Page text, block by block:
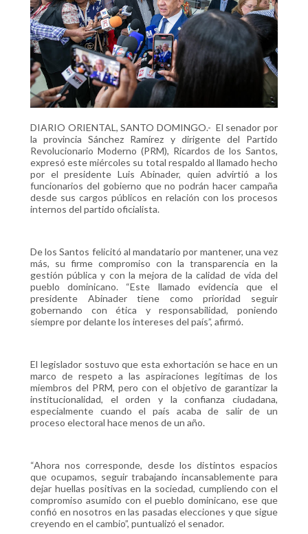
DIARIO ORIENTAL, SANTO DOMINGO.- El senador por
la provincia Sánchez Ramírez y dirigente del Partido
Revolucionario Moderno (PRM), Ricardos de los Santos,
expresó este miércoles su total respaldo al llamado hecho
por el presidente Luis Abinader, quien advirtió a los
funcionarios del gobierno que no podrán hacer campaña
desde sus cargos públicos en relación con los procesos
internos del partido oficialista.
De los Santos felicitó al mandatario por mantener, una vez
más, su firme compromiso con la transparencia en la
gestión pública y con la mejora de la calidad de vida del
pueblo dominicano. “Este llamado evidencia que el
presidente Abinader tiene como prioridad seguir
gobernando con ética y responsabilidad, poniendo
siempre por delante los intereses del país”, afirmó.
El legislador sostuvo que esta exhortación se hace en un
marco de respeto a las aspiraciones legítimas de los
miembros del PRM, pero con el objetivo de garantizar la
institucionalidad, el orden y la confianza ciudadana,
especialmente cuando el país acaba de salir de un
proceso electoral hace menos de un año.
“Ahora nos corresponde, desde los distintos espacios
que ocupamos, seguir trabajando incansablemente para
dejar huellas positivas en la sociedad, cumpliendo con el
compromiso asumido con el pueblo dominicano, ese que
confió en nosotros en las pasadas elecciones y que sigue
creyendo en el cambio”, puntualizó el senador.